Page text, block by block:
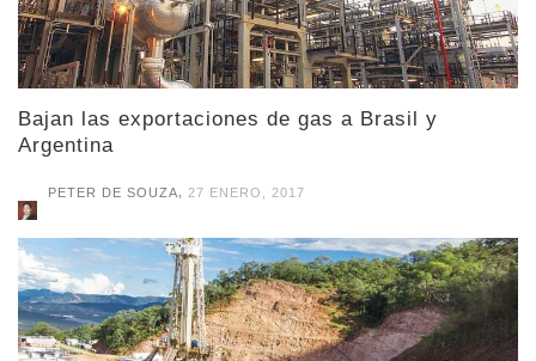
Bajan las exportaciones de gas a Brasil y
Argentina
PETER DE SOUZA 27 ENERO, 2017